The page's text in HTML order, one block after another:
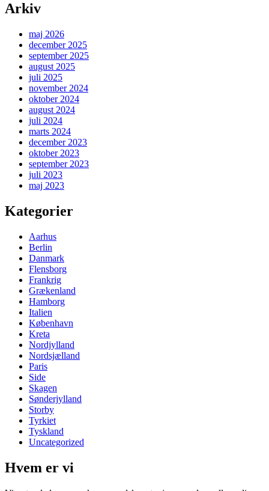
Arkiv
maj 2026
december 2025
september 2025
august 2025
juli 2025
november 2024
oktober 2024
august 2024
juli 2024
marts 2024
december 2023
oktober 2023
september 2023
juli 2023
maj 2023
Kategorier
Aarhus
Berlin
Danmark
Flensborg
Frankrig
Grækenland
Hamborg
Italien
København
Kreta
Nordjylland
Nordsjælland
Paris
Side
Skagen
Sønderjylland
Storby
Tyrkiet
Tyskland
Uncategorized
Hvem er vi